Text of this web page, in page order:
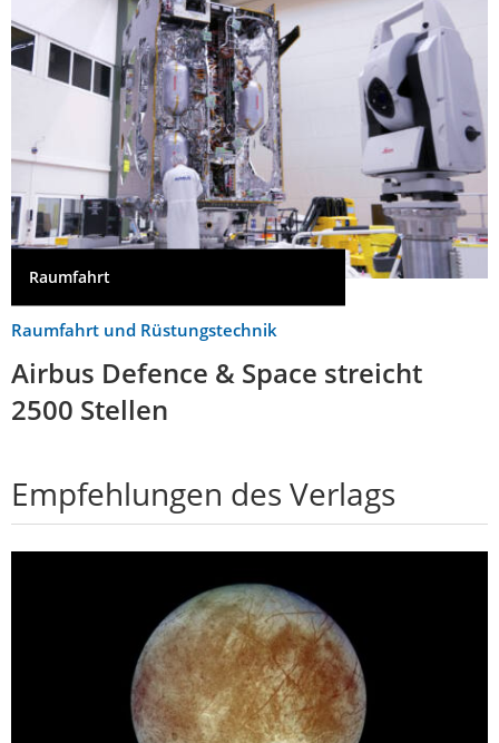
Raumfahrt
Raumfahrt und Rüstungstechnik
Airbus Defence & Space streicht
2500 Stellen
Empfehlungen des Verlags